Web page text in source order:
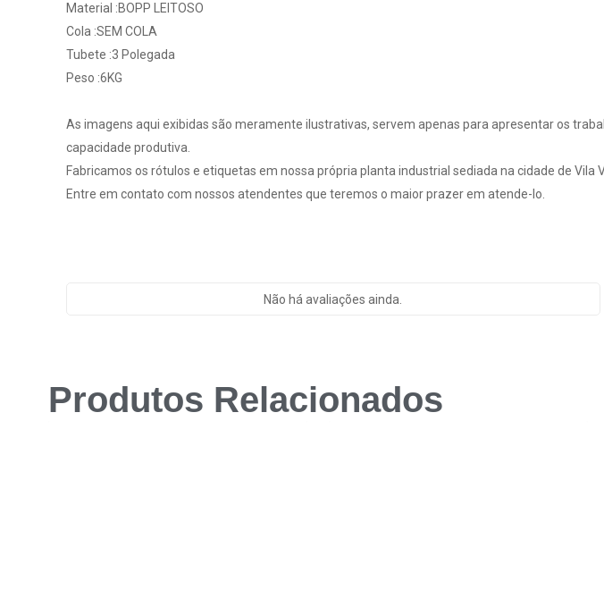
Material :BOPP LEITOSO
Cola :SEM COLA
Tubete :3 Polegada
Peso :6KG
As imagens aqui exibidas são meramente ilustrativas, servem apenas para apresentar os
capacidade produtiva.
Fabricamos os rótulos e etiquetas em nossa própria planta industrial sediada na cidade de Vila
Entre em contato com nossos atendentes que teremos o maior prazer em atende-lo.
Não há avaliações ainda.
Produtos Relacionados